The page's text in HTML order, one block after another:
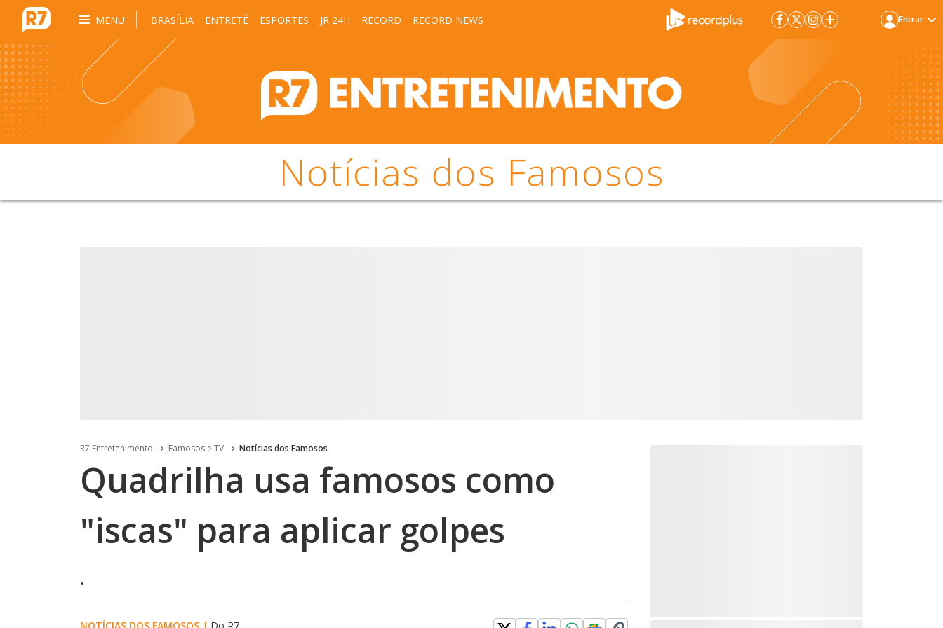
MENU BRASÍLIA ENTRETÊ ESPORTES JR 24H RECORD RECORD NEWS Entrar
Notícias dos Famosos
R7 Entretenimento Famosos e TV Notícias dos Famosos
Quadrilha usa famosos como
"iscas" para aplicar golpes
.